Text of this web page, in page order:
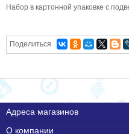
Набор в картонной упаковке с
Поделиться
Адреса магазинов
О компании